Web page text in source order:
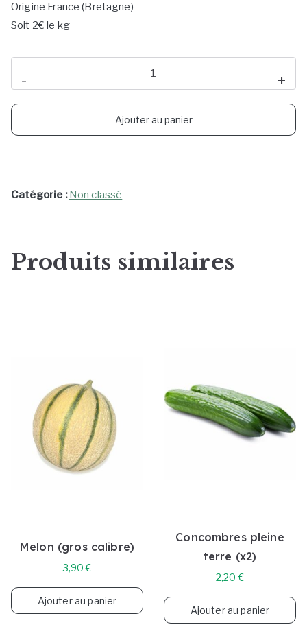
Origine France (Bretagne)
Soit 2€ le kg
-
de
Betteraves
(500g)
+
Ajouter au panier
Catégorie :Non classé
Produits similaires
Melon (gros calibre)
3,90€
Ajouter au panier
Concombres pleine
terre (x2)
2,20€
Ajouter au panier